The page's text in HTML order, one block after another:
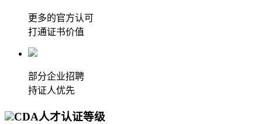
更多的官方认可
打通证书价值
部分企业招聘
持证人优先
CDA人才认证等级